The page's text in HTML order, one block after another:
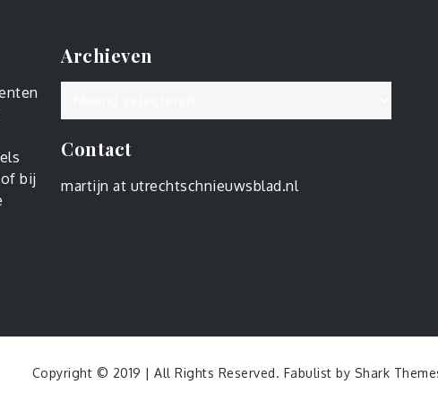
bij
Archieven
Contact
martijn at utrechtschnieuwsblad.nl
Copyright © 2019 | All Rights Reserved. Fabulist by Shark